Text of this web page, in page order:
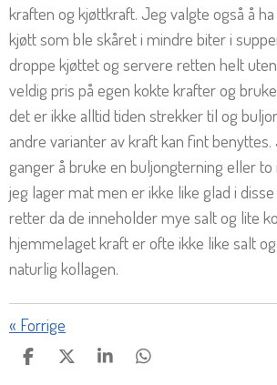
kraften og kjøttkraft. Jeg valgte også å
kjøtt som ble skåret i mindre biter i
droppe kjøttet og servere retten helt
veldig pris på egen kokte krafter og
det er ikke alltid tiden strekker til og
andre varianter av kraft kan fint
ganger å bruke en buljongterning eller
jeg lager mat men er ikke like glad i
retter da de inneholder mye salt og lite
hjemmelaget kraft er ofte ikke like salt
naturlig kollagen.
« Forrige
D
D
D
D